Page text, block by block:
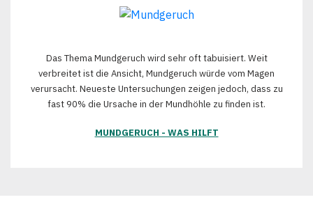
Das Thema Mundgeruch wird sehr oft tabuisiert. Weit
verbreitet ist die Ansicht, Mundgeruch würde vom Magen
verursacht. Neueste Untersuchungen zeigen jedoch, dass zu
fast 90% die Ursache in der Mundhöhle zu finden ist.
MUNDGERUCH - WAS HILFT